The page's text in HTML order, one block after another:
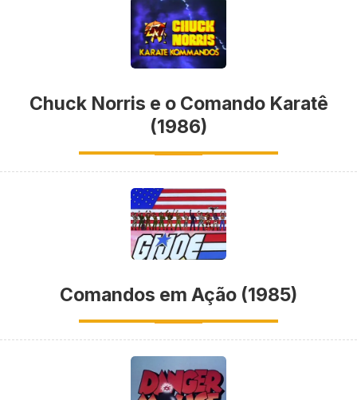
Chuck Norris e o Comando Karatê
(1986)
Comandos em Ação (1985)